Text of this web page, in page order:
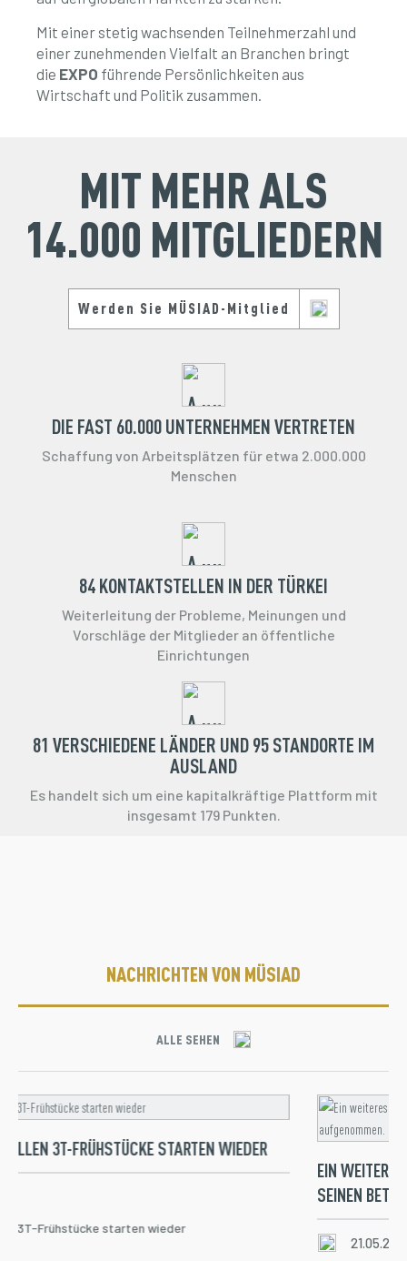
Mit einer stetig wachsenden Teilnehmerzahl und
einer zunehmenden Vielfalt an Branchen bringt
die EXPO führende Persönlichkeiten aus
Wirtschaft und Politik zusammen.
MIT MEHR ALS
14.000 MITGLIEDERN
Werden Sie MÜSIAD-Mitglied
DIE FAST 60.000 UNTERNEHMEN VERTRETEN
Schaffung von Arbeitsplätzen für etwa 2.000.000
Menschen
84 KONTAKTSTELLEN IN DER TÜRKEI
Weiterleitung der Probleme, Meinungen und
Vorschläge der Mitglieder an öffentliche
Einrichtungen
81 VERSCHIEDENE LÄNDER UND 95 STANDORTE IM
AUSLAND
Es handelt sich um eine kapitalkräftige Plattform mit
insgesamt 179 Punkten.
NACHRICHTEN VON MÜSIAD
ALLE SEHEN
3T-FRÜHSTÜCKE STARTEN WIEDER
3T-Frühstücke starten wieder
EIN
SEINEN